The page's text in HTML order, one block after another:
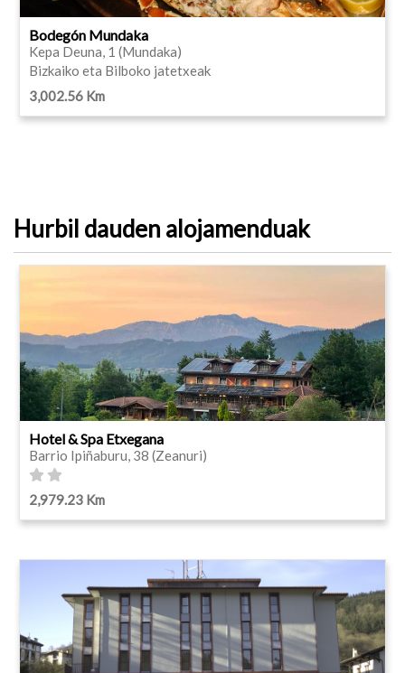
Bodegón Mundaka
Kepa Deuna, 1 (Mundaka)
Bizkaiko eta Bilboko jatetxeak
3,002.56 Km
Hurbil dauden alojamenduak
Hotel & Spa Etxegana
Barrio Ipiñaburu, 38 (Zeanuri)
2,979.23 Km